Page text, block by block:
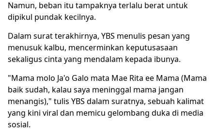
Namun, beban itu tampaknya terlalu berat untuk
dipikul pundak kecilnya.
Dalam surat terakhirnya, YBS menulis pesan yang
menusuk kalbu, mencerminkan keputusasaan
sekaligus cinta yang mendalam kepada ibunya.
"Mama molo Ja'o Galo mata Mae Rita ee Mama (Mama
baik sudah, kalau saya meninggal mama jangan
menangis)," tulis YBS dalam suratnya, sebuah kalimat
yang kini viral dan memicu gelombang duka di media
sosial.